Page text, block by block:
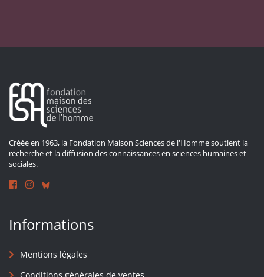
Créée en 1963, la Fondation Maison Sciences de l'Homme soutient la
recherche et la diffusion des connaissances en sciences humaines et
sociales.
Informations
Mentions légales